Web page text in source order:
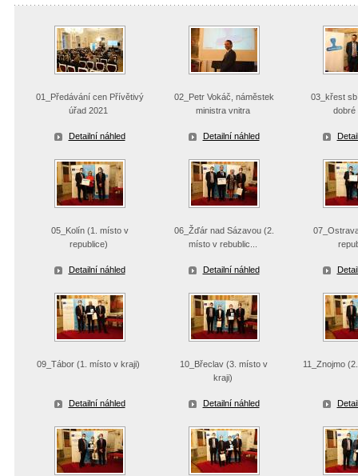
01_Předávání cen Přívětivý
úřad 2021
Detailní náhled
02_Petr Vokáč, náměstek
ministra vnitra
Detailní náhled
03_křest
05_Kolín (1. místo v
republice)
Detailní náhled
06_Žďár nad Sázavou (2.
místo v rebublic...
Detailní náhled
09_Tábor (1. místo v kraji)
Detailní náhled
10_Břeclav (3. místo v
kraji)
Detailní náhled
11_Znojmo